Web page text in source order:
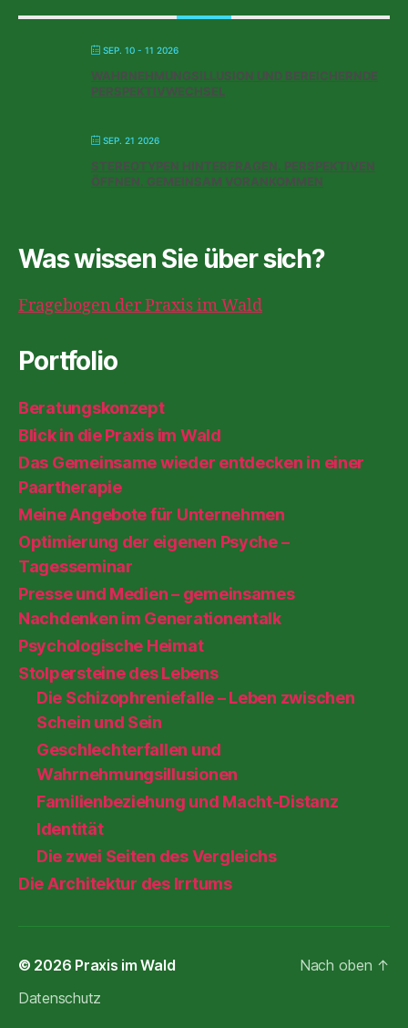
SEP. 10 - 11 2026
WAHRNEHMUNGSILLUSION UND BEREICHERNDE
PERSPEKTIVWECHSEL
SEP. 21 2026
STEREOTYPEN HINTERFRAGEN. PERSPEKTIVEN
ÖFFNEN. GEMEINSAM VORANKOMMEN
Was wissen Sie über sich?
Fragebogen der Praxis im Wald
Portfolio
Beratungskonzept
Blick in die Praxis im Wald
Das Gemeinsame wieder entdecken in einer
Paartherapie
Meine Angebote für Unternehmen
Optimierung der eigenen Psyche –
Tagesseminar
Presse und Medien – gemeinsames
Nachdenken im Generationentalk
Psychologische Heimat
Stolpersteine des Lebens
Die Schizophreniefalle – Leben zwischen
Schein und Sein
Geschlechterfallen und
Wahrnehmungsillusionen
Familienbeziehung und Macht-Distanz
Identität
Die zwei Seiten des Vergleichs
Die Architektur des Irrtums
© 2026 Praxis im Wald
Datenschutz
Nach oben ↑